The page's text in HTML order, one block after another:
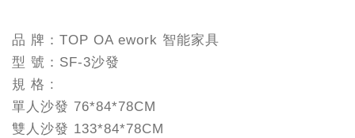
品 牌：TOP OA ework 智能家具
型 號：SF-3沙發
規 格 :
單人沙發 76*84*78CM
雙人沙發 133*84*78CM